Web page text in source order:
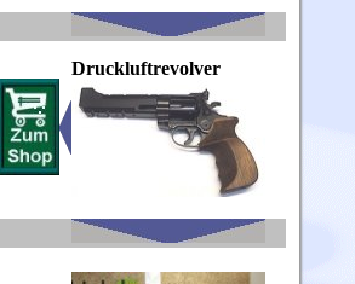
Druckluftrevolver